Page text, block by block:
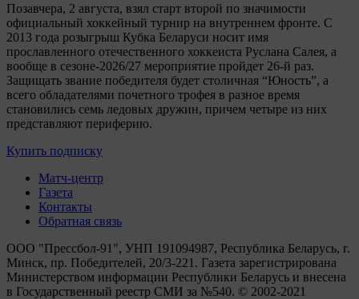
Позавчера, 2 августа, взял старт второй по значимости
официальный хоккейный турнир на внутреннем фронте. C
2013 года розыгрыш Кубка Беларуси носит имя
прославленного отечественного хоккеиста Руслана Салея, а
вообще в сезоне-2026/27 мероприятие пройдет 26-й раз.
Защищать звание победителя будет столичная “Юность”, а
всего обладателями почетного трофея в разное время
становились семь ледовых дружин, причем четыре из них
представляют периферию.
Купить подписку
Матч-центр
Газета
Контакты
Обратная связь
ООО "Прессбол-91", УНП 191094987, Республика Беларусь, г.
Минск, пр. Победителей, 20/3-221. Газета зарегистрирована
Министерством информации Республики Беларусь и внесена
в Государственный реестр СМИ за №540. © 2002-2021